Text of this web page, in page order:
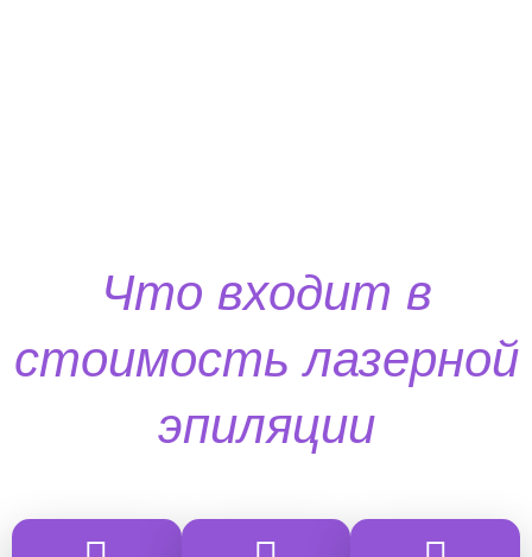
Что входит в
стоимость лазерной
эпиляции